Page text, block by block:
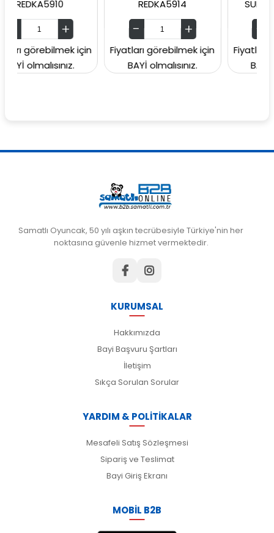
için
REDKA5914
Fiyatları görebilmek için
BAYİ olmalısınız.
Fiyatları
BAYİ
Samatlı Oyuncak, 50 yılı aşkın tecrübesiyle Türkiye'nin her
noktasına güvenle hizmet vermektedir.
KURUMSAL
Hakkımızda
Bayi Başvuru Şartları
İletişim
Sıkça Sorulan Sorular
YARDIM & POLİTİKALAR
Mesafeli Satış Sözleşmesi
Sipariş ve Teslimat
Bayi Giriş Ekranı
MOBİL B2B